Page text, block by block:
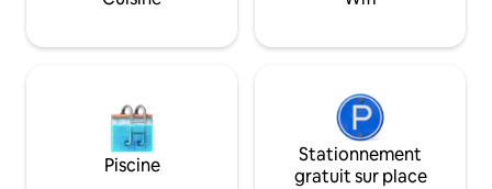
les deux kayaks pour adultes, le garage,
kilomètres de pistes cyclables sont
Piscine
Stationnement
gratuit sur place